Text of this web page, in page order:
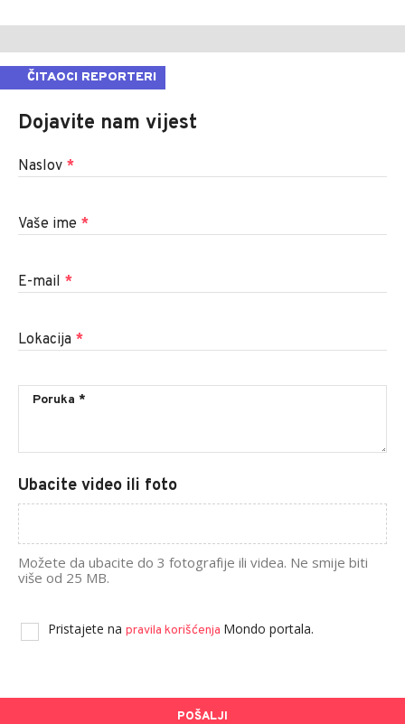
ČITAOCI REPORTERI
Dojavite nam vijest
Naslov *
Vaše ime *
E-mail *
Lokacija *
Ubacite video ili foto
Možete da ubacite do 3 fotografije ili videa. Ne smije biti
više od 25 MB.
Pristajete na pravila korišćenja Mondo portala.
POŠALJI